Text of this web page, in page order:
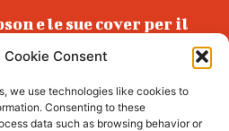
Cookie Consent
we use technologies like cookies to
Consenting to these
data such as browsing behavior or
e le sue cover per il
condannato